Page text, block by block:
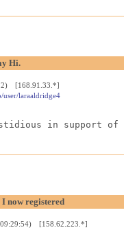
Hi.
[168.91.33.*]
user/laraaldridge4
in support of
now registered
[158.62.223.*]